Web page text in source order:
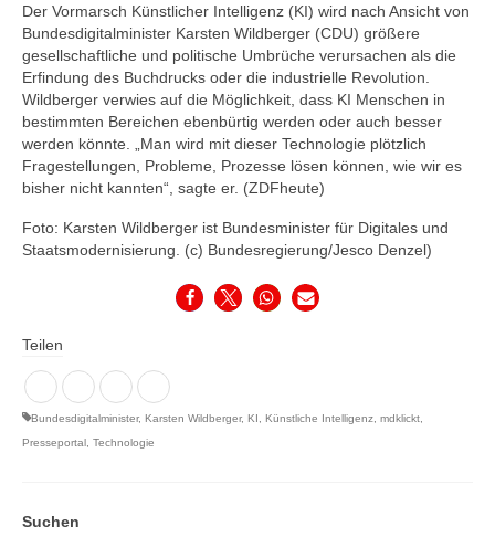
Der Vormarsch Künstlicher Intelligenz (KI) wird nach Ansicht von
Bundesdigitalminister Karsten Wildberger (CDU) größere
gesellschaftliche und politische Umbrüche verursachen als die
Erfindung des Buchdrucks oder die industrielle Revolution.
Wildberger verwies auf die Möglichkeit, dass KI Menschen in
bestimmten Bereichen ebenbürtig werden oder auch besser
werden könnte. „Man wird mit dieser Technologie plötzlich
Fragestellungen, Probleme, Prozesse lösen können, wie wir es
bisher nicht kannten“, sagte er. (ZDFheute)
Foto: Karsten Wildberger ist Bundesminister für Digitales und
Staatsmodernisierung. (c) Bundesregierung/Jesco Denzel)
Teilen
Bundesdigitalminister, Karsten Wildberger, KI Künstliche Intelligenz mdklickt
Presseportal Technologie
Suchen